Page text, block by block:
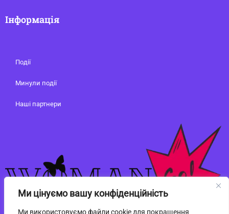
Ми цінуємо вашу конфіденційність
Ми використовуємо файли cookie для покращення
Інформація
Події
Минули події
Наші партнери